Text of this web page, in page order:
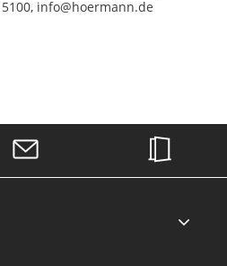
info@hoermann.de